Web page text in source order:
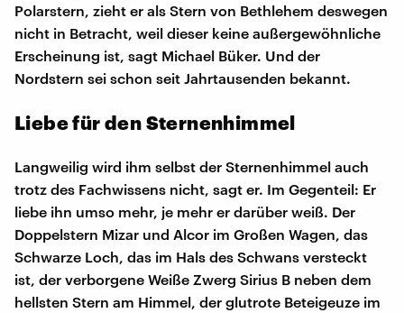
Polarstern, zieht er als Stern von Bethlehem deswegen
nicht in Betracht, weil dieser keine außergewöhnliche
Erscheinung ist, sagt Michael Büker. Und der
Nordstern sei schon seit Jahrtausenden bekannt.
Liebe für den Sternenhimmel
Langweilig wird ihm selbst der Sternenhimmel auch
trotz des Fachwissens nicht, sagt er. Im Gegenteil: Er
liebe ihn umso mehr, je mehr er darüber weiß. Der
Doppelstern Mizar und Alcor im Großen Wagen, das
Schwarze Loch, das im Hals des Schwans versteckt
ist, der verborgene Weiße Zwerg Sirius B neben dem
hellsten Stern am Himmel, der glutrote Beteigeuze im